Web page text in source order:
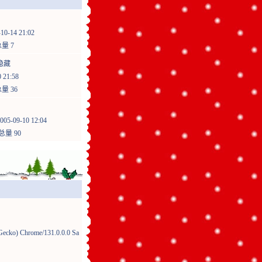
14 21:02
7
藏
21:58
36
09-10 12:04
量 90
Chrome/131.0.0.0 Sa